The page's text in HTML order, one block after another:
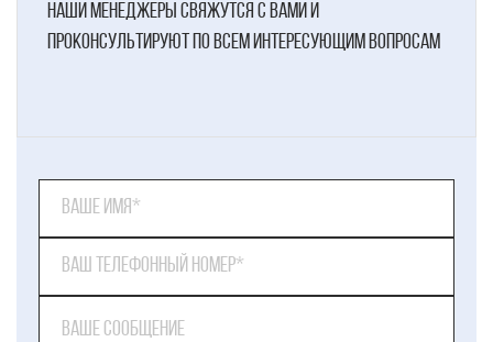
наши менеджеры свяжутся с вами и
проконсультируют по всем интересующим вопросам